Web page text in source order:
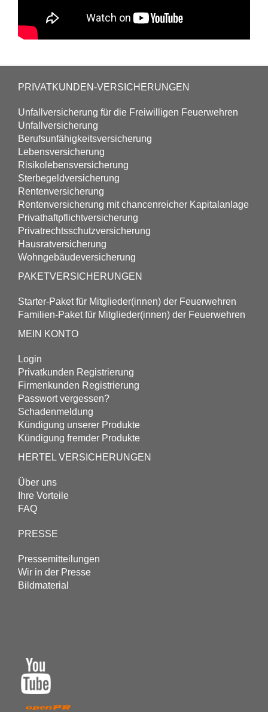
PRIVATKUNDEN-VERSICHERUNGEN
Unfall­versicherung für die Freiwilligen Feuerwehren
Unfall­versicherung
Berufs­unfähigkeits­versicherung
Lebens­versicherung
Risikolebens­versicherung
Sterbegeld­versicherung
Renten­versicherung
Renten­versicherung mit chancenreicher Kapitalanlage
Privathaftpflicht­versicherung
Privatrechtsschutz­versicherung
Hausrat­versicherung
Wohngebäude­versicherung
PAKETVERSICHERUNGEN
Starter-Paket für Mitglieder(innen) der Feuerwehren
Familien-Paket für Mitglieder(innen) der Feuerwehren
MEIN KONTO
Login
Privatkunden Registrierung
Firmenkunden Registrierung
Passwort vergessen?
Schadenmeldung
Kündigung unserer Produkte
Kündigung fremder Produkte
HERTEL VERSICHERUNGEN
Über uns
Ihre Vorteile
FAQ
PRESSE
Pressemitteilungen
Wir in der Presse
Bildmaterial